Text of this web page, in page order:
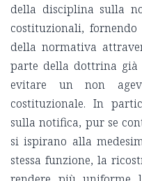
della disciplina sulla
costituzionali,
della normativa
parte della dottrina già
evitare un non
costituzionale. In
sulla notifica, pur se
si ispirano alla
stessa funzione, la